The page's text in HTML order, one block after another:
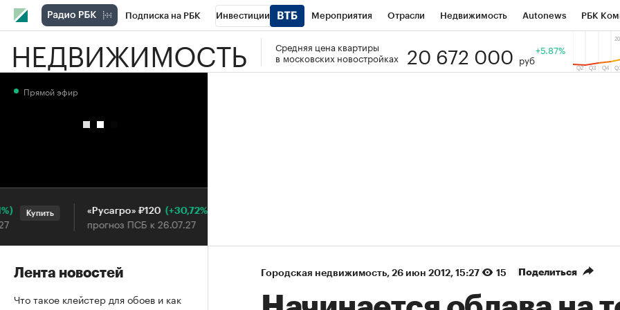
Подписка на РБК Инвестиции Мероприятия Отрасли Недвижимость Autonews РБК
РБК Вино Спорт Школа управления РБК РБК Образование Тренды
НЕДВИЖИМОСТЬ
Средняя цена квартиры
в московских новостройках
20 672 000 руб
+5.87%
Городская недвижимость⁠, 26 июн 2012, 15:27 15 Поделиться
Прямой эфир
Купить «Русагро» ₽120 (+30,72%)
прогноз ПСБ к 26.07.27
Лента новостей
Что такое клейстер для обоев и как